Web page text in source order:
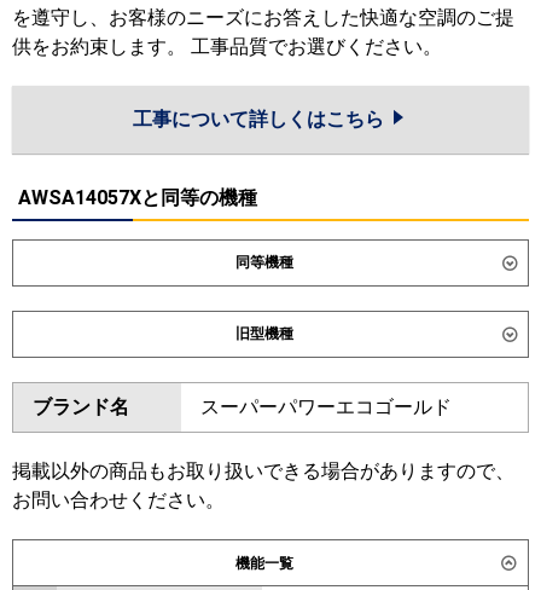
を遵守し、お客様のニーズにお答えした快適な空調のご提
供をお約束します。 工事品質でお選びください。
工事について詳しくはこちら
AWSA14057Xと同等の機種
同等機種
ダイキン SZRG140C SZRG140CN
SDRG140BB
東芝 GWHA14011XU GWHA14011MUB
GWSA14014MUB GWSA14014XU
三菱電機 PLZ-HRMP140L6 PLZ-
HRMP140LF6
RCID-GP140RHN5
旧型機種
ダイキン SZRG140BY SZRG140BYN
SZRG140BJ SZRG140BJN
SDRG140B SDRG140BN
SZRG140BF SZRG140BFN
SZRG140BC
東芝 RWSA14034XU RWSA14034MUB
RWHA14031MUB
ブランド名 スーパーパワーエコゴールド
掲載以外の商品もお取り扱いできる場合がありますので、
お問い合わせください。
機能一覧